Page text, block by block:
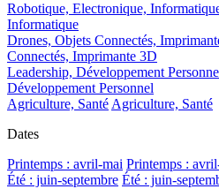
Robotique, Electronique,
Informatique
Drones, Objets Connectés,
Connectés, Imprimante 3D
Leadership, Développement
Développement Personnel
Agriculture, Santé Agriculture, Santé
Dates
Printemps : avril-mai Printemps :
Été : juin-septembre Été : juin-